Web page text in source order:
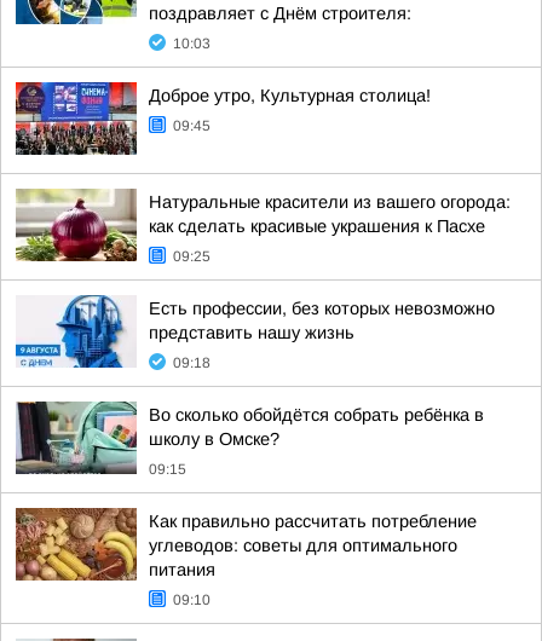
поздравляет с Днём строителя:
10:03
Доброе утро, Культурная столица!
09:45
Натуральные красители из вашего огорода:
как сделать красивые украшения к Пасхе
09:25
Есть профессии, без которых невозможно
представить нашу жизнь
09:18
Во сколько обойдётся собрать ребёнка в
школу в Омске?
09:15
Как правильно рассчитать потребление
углеводов: советы для оптимального
питания
09:10